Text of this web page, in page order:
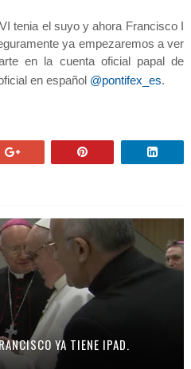
tenia el suyo y ahora Francisco I
ya empezaremos a ver
en la cuenta oficial papal de
en español @pontifex_es.
YA TIENE IPAD.